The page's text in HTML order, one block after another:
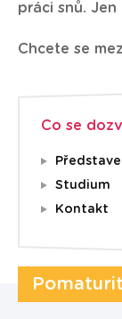
práci snů.
Chcete se
Co se
Studium
Kontakt